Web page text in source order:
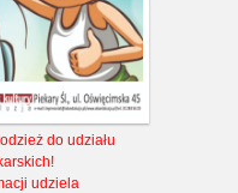
do udziału
udziela